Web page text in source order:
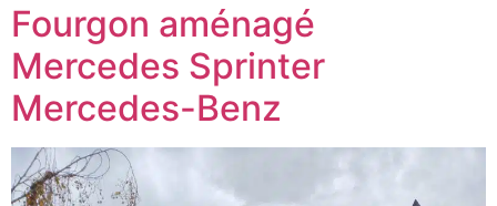
Fourgon aménagé
Mercedes Sprinter
Mercedes-Benz